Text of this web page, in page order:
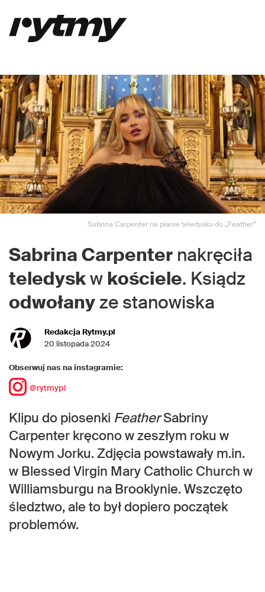
Sabrina Carpenter na planie teledysku do „Feather”
Sabrina Carpenter nakręciła
teledyskw kościele. Ksiądz
odwołany ze stanowiska
Redakcja Rytmy.pl
20 listopada 2024
Obserwuj nas na instagramie:
@rytmypl
Klipu do piosenki FeatherSabriny
Carpenter kręcono w zeszłym roku w
Nowym Jorku. Zdjęcia powstawały m.in.
w Blessed Virgin Mary Catholic Church w
Williamsburgu na Brooklynie. Wszczęto
śledztwo, ale to był dopiero początek
problemów.